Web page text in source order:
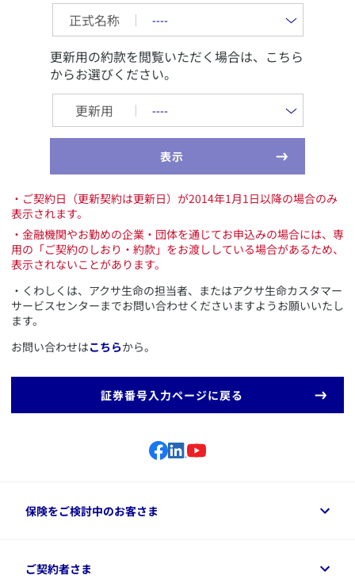
正式名称
更新用の約款を閲覧いただく場合は、こちら
からお選びください。
更新用
表示
・ご契約日（更新契約は更新日）が2014年1月1日以降の場合のみ
表示されます。
・金融機関やお勤めの企業・団体を通じてお申込みの場合には、専
用の「ご契約のしおり・約款」をお渡ししている場合があるため、
表示されないことがあります。
・くわしくは、アクサ生命の担当者、またはアクサ生命カスタマー
サービスセンターまでお問い合わせくださいますようお願いいたし
ます。
お問い合わせはこちらから。
証券番号入力ページに戻る
保険をご検討中のお客さま
保険をご検討中のお客さまトップ
ご契約者さま